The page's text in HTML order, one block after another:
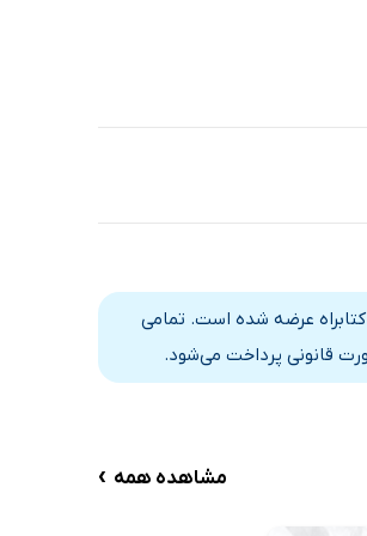
عرضه شده است. تمامی
قانونی پرداخت می‌شود.
مشاهده همه ›